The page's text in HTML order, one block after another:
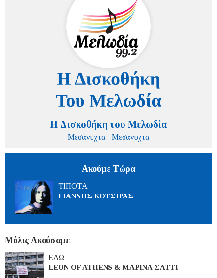
Η Δισκοθήκη του Μελωδία
Μεσάνυχτα - Μεσάνυχτα
Ακούμε Τώρα
ΤΙΠΟΤΑ
ΓΙΑΝΝΗΣ ΚΟΤΣΙΡΑΣ
Μόλις Ακούσαμε
ΕΔΩ
LEON OF ATHENS & ΜΑΡΙΝΑ ΣΑΤΤΙ